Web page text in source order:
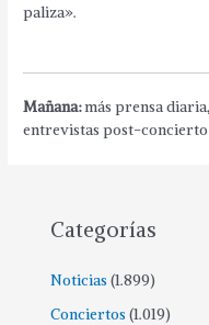
paliza».
Mañana:más prensa
entrevistas post-concierto
Categorías
Noticias (1.899)
Conciertos (1.019)